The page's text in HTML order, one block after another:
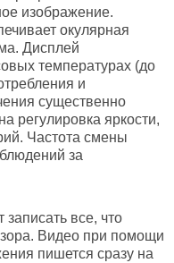
изображение.
окулярная
Дисплей
температурах (до
и
существенно
регулировка яркости,
Частота смены
за
записать все, что
Видео при помощи
пишется сразу на